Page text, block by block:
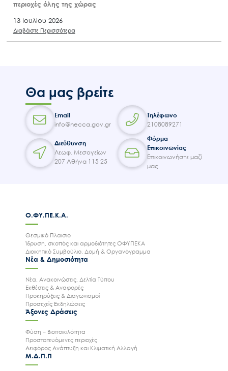
περιοχές όλης της χώρας
13 Ιουλίου 2026
Διαβάστε Περισσότερα
Θα μας βρείτε
Email
info@necca.gov.gr
Τηλέφωνο
2108089271
Διεύθυνση
Λεωφ. Μεσογείων
207 Αθήνα 115 25
Φόρμα
Επικοινωνίας
Επικοινωνήστε μαζί
μας
Ο.ΦΥ.ΠΕ.Κ.Α.
Θεσμικό Πλαισιο
Ίδρυση, σκοπός και αρμοδιότητες ΟΦΥΠΕΚΑ
Διοικητικό Συμβούλιο, Δομή & Οργανόγραμμα
Νέα & Δημοσιότητα
Νέα, Ανακοινώσεις, Δελτία Τύπου
Εκθέσεις & Αναφορές
Προκηρύξεις & Διαγωνισμοί
Προσεχείς Εκδηλώσεις
Άξονες Δράσεις
Φύση – Βιοποικιλότητα
Προστατευόμενες περιοχές
Αειφόρος Ανάπτυξη και Κλιματική Αλλαγή
Μ.Δ.Π.Π